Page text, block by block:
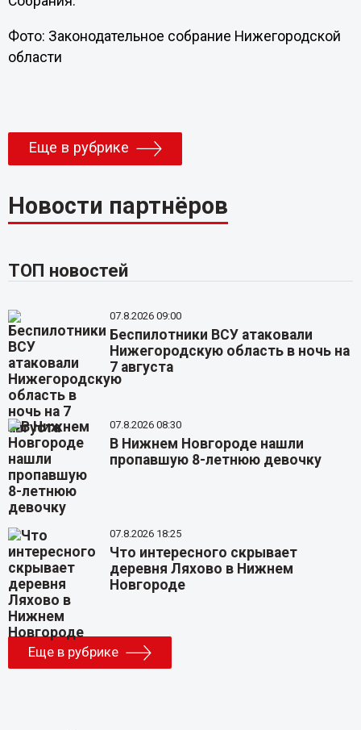
Фото: Законодательное собрание Нижегородской
области
Еще в рубрике
Новости партнёров
ТОП новостей
07.8.2026 09:00
Беспилотники ВСУ атаковали
Нижегородскую область в ночь на
7 августа
07.8.2026 08:30
В Нижнем Новгороде нашли
пропавшую 8-летнюю девочку
07.8.2026 18:25
Что интересного скрывает
деревня Ляхово в Нижнем
Новгороде
Еще в рубрике